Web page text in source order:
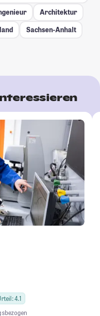
Architektur
Sachsen-Anhalt
4.1